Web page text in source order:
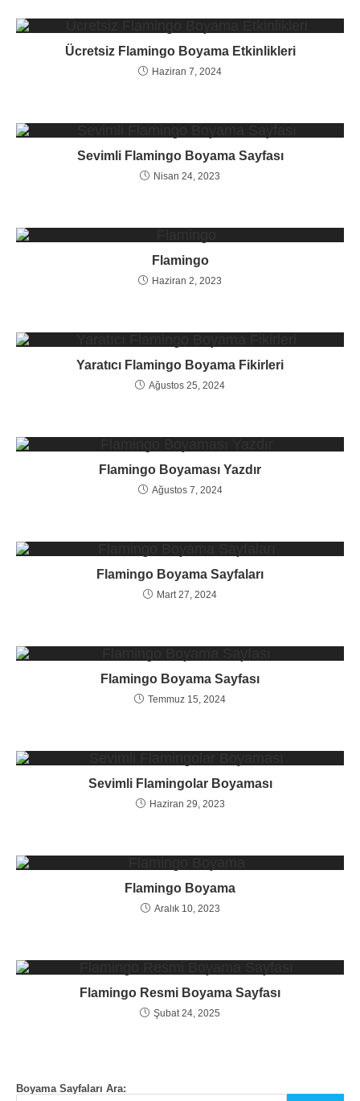
Ücretsiz Flamingo Boyama Etkinlikleri
Haziran 7, 2024
Sevimli Flamingo Boyama Sayfası
Nisan 24, 2023
Flamingo
Haziran 2, 2023
Yaratıcı Flamingo Boyama Fikirleri
Ağustos 25, 2024
Flamingo Boyaması Yazdır
Ağustos 7, 2024
Flamingo Boyama Sayfaları
Mart 27, 2024
Flamingo Boyama Sayfası
Temmuz 15, 2024
Sevimli Flamingolar Boyaması
Haziran 29, 2023
Flamingo Boyama
Aralık 10, 2023
Flamingo Resmi Boyama Sayfası
Şubat 24, 2025
Boyama Sayfaları Ara: